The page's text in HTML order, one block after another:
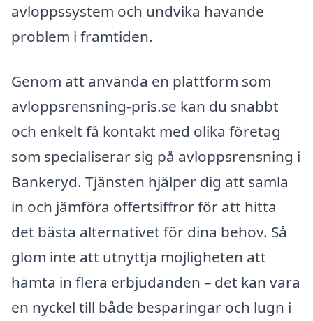
avloppssystem och undvika havande
problem i framtiden.
Genom att använda en plattform som
avloppsrensning-pris.se kan du snabbt
och enkelt få kontakt med olika företag
som specialiserar sig på avloppsrensning i
Bankeryd. Tjänsten hjälper dig att samla
in och jämföra offertsiffror för att hitta
det bästa alternativet för dina behov. Så
glöm inte att utnyttja möjligheten att
hämta in flera erbjudanden – det kan vara
en nyckel till både besparingar och lugn i